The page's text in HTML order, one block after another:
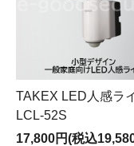
TAKEX LED人感ラ
LCL-52S
17,800円(税込